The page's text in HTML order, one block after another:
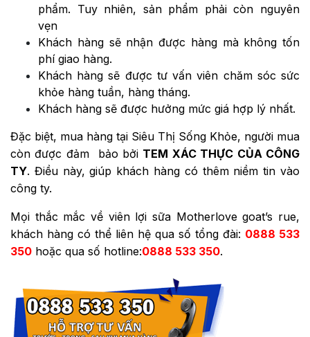
phẩm. Tuy nhiên, sản phẩm phải còn nguyên
vẹn
Khách hàng sẽ nhận được hàng mà không tốn
phí giao hàng.
Khách hàng sẽ được tư vấn viên chăm sóc sức
khỏe hàng tuần, hàng tháng.
Khách hàng sẽ được hưởng mức giá hợp lý nhất.
Đặc biệt, mua hàng tại Siêu Thị Sống Khỏe, người mua
còn được đảm bảo bởi TEM XÁC THỰC CỦA CÔNG
TY. Điều này, giúp khách hàng có thêm niềm tin vào
công ty.
Mọi thắc mắc về viên lợi sữa Motherlove goat’s rue,
khách hàng có thể liên hệ qua số tổng đài: 0888 533
350 hoặc qua số hotline:0888 533 350.